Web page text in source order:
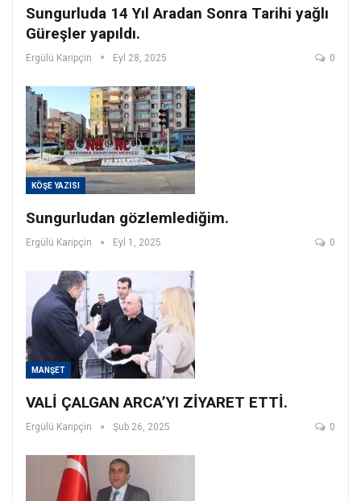
Sungurluda 14 Yıl Aradan Sonra Tarihi yağlı
Güreşler yapıldı.
Ergülü Karipçin Eyl 28, 2025 0
KÖŞE YAZISI
Sungurludan gözlemlediğim.
Ergülü Karipçin Eyl 1, 2025 0
MANŞET
VALİ ÇALGAN ARCA’YI ZİYARET ETTİ.
Ergülü Karipçin Şub 26, 2025 0